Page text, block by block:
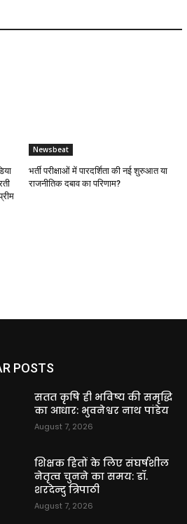
Newsbeat
भर्ती परीक्षाओं में पारदर्शिता की नई शुरुआत या
राजनीतिक दबाव का परिणाम?
POSTS
सतत कृषि ही भविष्य की समृद्धि
का आधार: भुवनेश्वर नाथ पांडेय
August 7, 2026
शिक्षक हितों के लिए संघर्षशील
नेतृत्व चुनने का समय: डॉ.
शरदेन्दु त्रिपाठी
August 7, 2026